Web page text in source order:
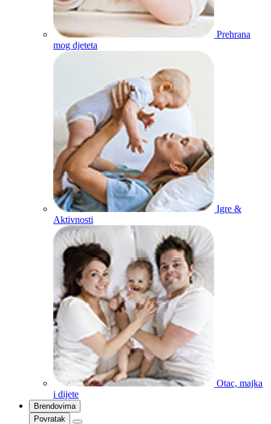
Prehrana
mog djeteta
Igre &
Aktivnosti
Otac, majka
i dijete
Brendovima
Povratak